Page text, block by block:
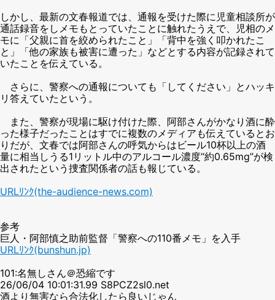
しかし、最新の文春報道では、通報を受けた際に児童相談所が
通話録音をしメモもとっていたことに触れたうえで、児相のメ
モに「父親に首を絞められたこと」「背中を強く叩かれたこ
と」「他の家族も被害に遭った」などとする内容が記録されて
いたことを伝えている。
さらに、警察への通報についても「してください」とハッキ
リ答えていたという。
また、警察が現場に駆け付けた際、阿部さんがかなり酒に酔
った様子だったことはすでに複数のメディアも伝えているとお
りだが、文春では阿部さんの呼気からはビール10杯以上の酒
量に相当しうる1リットル中のアルコール濃度“約0.65mg”が検
出されたという捜査関係者の話も報じている。
URLﾘﾝｸ(the-audience-news.com)
参考
巨人・阿部慎之助前監督「警察への110番メモ」を入手
URLﾘﾝｸ(bunshun.jp)
101:名無しさん＠恐縮です
26/06/04 10:01:31.99 S8PCZ2sl0.net
酒より無害なら合法化したら良いじゃん